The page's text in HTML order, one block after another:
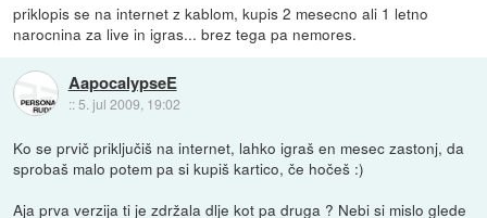
priklopis se na internet z kablom, kupis 2 mesecno ali 1 letno
narocnina za live in igras... brez tega pa nemores.
AapocalypseE
:: 5. jul 2009, 19:02
Ko se prvič priključiš na internet, lahko igraš en mesec zastonj, da
sprobaš malo potem pa si kupiš kartico, če hočeš :)
Aja prva verzija ti je zdržala dlje kot pa druga ? Nebi si mislo glede